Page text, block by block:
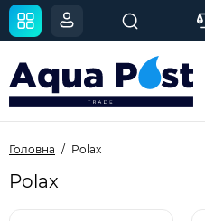
Головна Polax
Polax